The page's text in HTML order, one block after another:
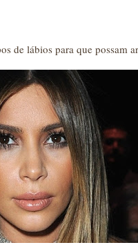
de lábios para que possam